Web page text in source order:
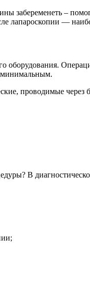
–
лапароскопии —
минимальным.
проводимые через
В